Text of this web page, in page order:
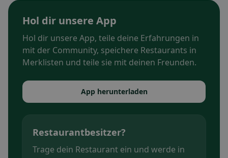
Hol dir unsere App
Hol dir unsere App, teile deine Erfahrungen in
mit der Community, speichere Restaurants in
Merklisten und teile sie mit deinen Freunden.
App herunterladen
Restaurantbesitzer?
Trage dein Restaurant ein und werde in